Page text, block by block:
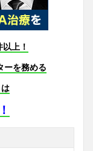
上！
ーを務める